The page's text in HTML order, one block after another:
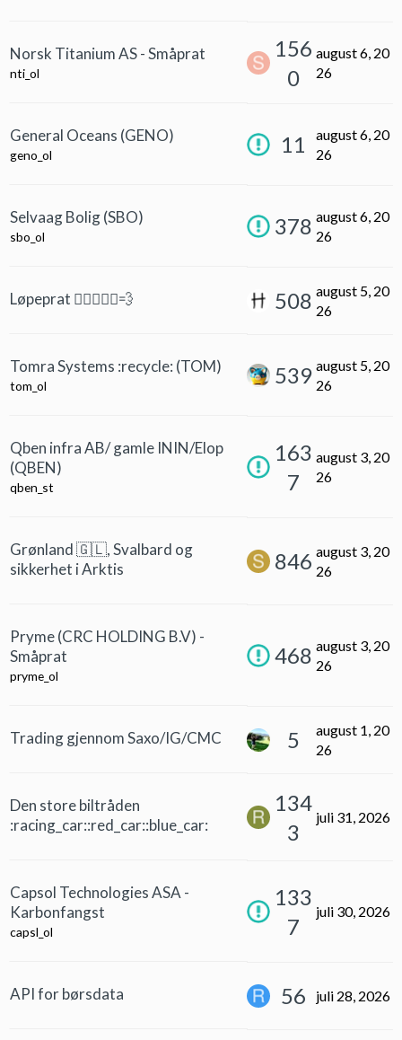
Norsk Titanium AS - Småprat
nti_ol
156
0
august 6, 20
26
General Oceans (GENO)
geno_ol 11
august 6, 20
26
Selvaag Bolig (SBO)
sbo_ol 378 august 6, 20
26
Løpeprat 🏃‍♀️🏃🏻‍♂️💨 508 august 5, 20
26
Tomra Systems :recycle: (TOM)
tom_ol 539 august 5, 20
26
Qben infra AB/ gamle ININ/Elop
(QBEN)
qben_st
163
7
august 3, 20
26
Grønland 🇬🇱, Svalbard og
sikkerhet i Arktis
846 august 3, 20
26
Pryme (CRC HOLDING B.V) -
Småprat
pryme_ol
468 august 3, 20
26
Trading gjennom Saxo/IG/CMC 5
august 1, 20
26
Den store biltråden
:racing_car::red_car::blue_car:
134
3
juli 31, 2026
Capsol Technologies ASA -
Karbonfangst
capsl_ol
133
7
juli 30, 2026
API for børsdata 56 juli 28, 2026